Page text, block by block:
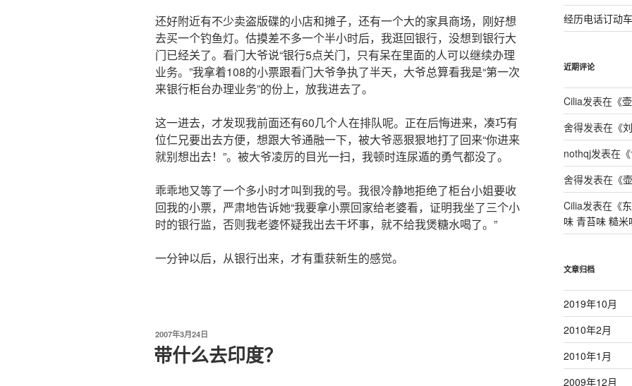
还好附近有不少卖盗版碟的小店和摊子，还有一个大的家具商场，刚好想
去买一个钓鱼灯。估摸差不多一个半小时后，我逛回银行，没想到银行大
门已经关了。看门大爷说“银行5点关门，只有呆在里面的人可以继续办理
业务。”我拿着108的小票跟看门大爷争执了半天，大爷总算看我是“第一次
来银行柜台办理业务”的份上，放我进去了。
这一进去，才发现我前面还有60几个人在排队呢。正在后悔进来，凑巧有
位仁兄要出去方便，想跟大爷通融一下，被大爷恶狠狠地打了回来“你进来
就别想出去！”。被大爷凌厉的目光一扫，我顿时连尿遁的勇气都没了。
乖乖地又等了一个多小时才叫到我的号。我很冷静地拒绝了柜台小姐要收
回我的小票，严肃地告诉她“我要拿小票回家给老婆看，证明我坐了三个小
时的银行监，否则我老婆怀疑我出去干坏事，就不给我煲糖水喝了。”
一分钟以后，从银行出来，才有重获新生的感觉。
发
布
于
2007年3月24日
带什么去印度？
经历电话订动
近期评论
Cilia发表在《
舍得发表在《
nothqj发表在《
舍得发表在《
Cilia发表在《
味 青苔味 糙米
文章归档
2019年10月
2010年2月
2010年1月
2009年12月